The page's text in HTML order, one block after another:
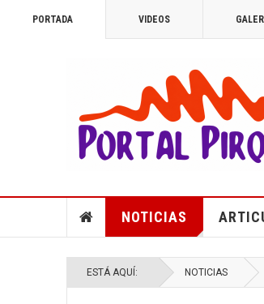
PORTADA VIDEOS
NOTICIAS
ESTÁ AQUÍ: NOTICIAS